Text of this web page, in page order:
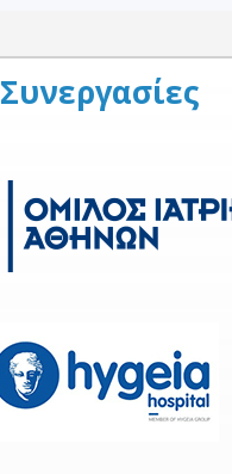
Συνεργασίες